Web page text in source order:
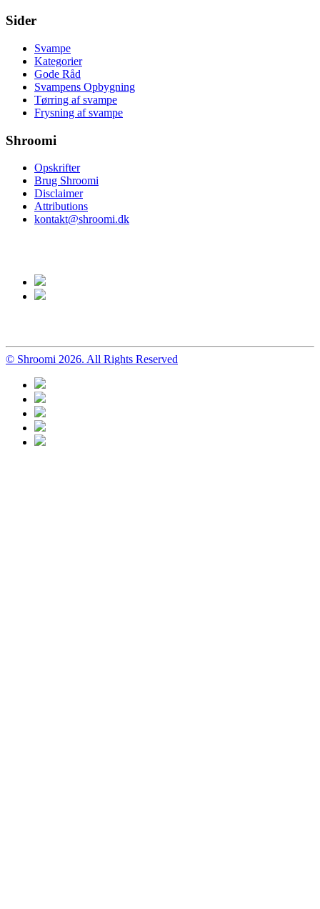
Sider
Svampe
Kategorier
Gode Råd
Svampens Opbygning
Tørring af svampe
Frysning af svampe
Shroomi
Opskrifter
Brug Shroomi
Disclaimer
Attributions
kontakt@shroomi.dk
© Shroomi 2026. All Rights Reserved